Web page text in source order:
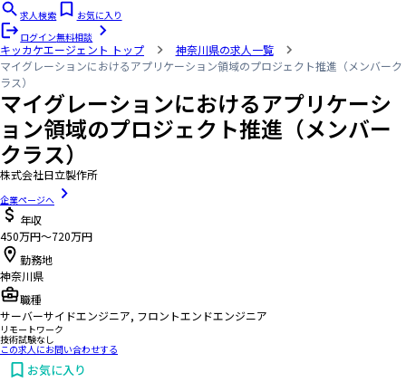
求人検索
お気に入り
ログイン無料相談
キッカケエージェント トップ
神奈川県の求人一覧
マイグレーションにおけるアプリケーション領域のプロジェクト推進（メンバーク
ラス）
マイグレーションにおけるアプリケーシ
ョン領域のプロジェクト推進（メンバー
クラス）
株式会社日立製作所
企業ページへ
年収
450万円〜720万円
勤務地
神奈川県
職種
サーバーサイドエンジニア, フロントエンドエンジニア
リモートワーク
技術試験なし
この求人にお問い合わせする
お気に入り